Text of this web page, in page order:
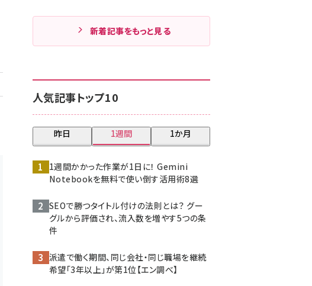
新着記事をもっと見る
人気記事トップ10
昨日 1週間 1か月
1週間かかった作業が1日に！ Gemini
Notebookを無料で使い倒す活用術8選
SEOで勝つタイトル付けの法則とは？ グー
グルから評価され、流入数を増やす5つの条
件
派遣で働く期間、同じ会社・同じ職場を継続
希望「3年以上」が第1位【エン調べ】